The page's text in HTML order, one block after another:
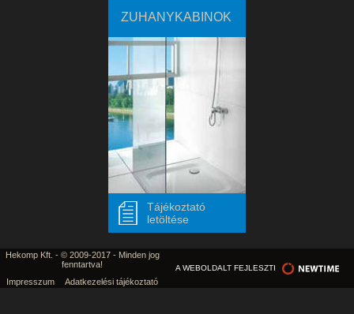
ZUHANYKABINOK
Tájékoztató
letöltése
Hekomp Kft. - © 2009-2017 - Minden jog
fenntartva!
Impresszum
Adatkezelési tájékoztató
A WEBOLDALT FEJLESZTI